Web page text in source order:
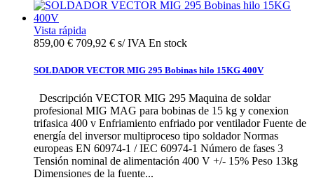
Vista rápida
859,00 € 709,92 € s/ IVA En stock
SOLDADOR VECTOR MIG 295 Bobinas hilo 15KG 400V
Descripción VECTOR MIG 295 Maquina de soldar
profesional MIG MAG para bobinas de 15 kg y conexion
trifasica 400 v Enfriamiento enfriado por ventilador Fuente de
energía del inversor multiproceso tipo soldador Normas
europeas EN 60974-1 / IEC 60974-1 Número de fases 3
Tensión nominal de alimentación 400 V +/- 15% Peso 13kg
Dimensiones de la fuente...